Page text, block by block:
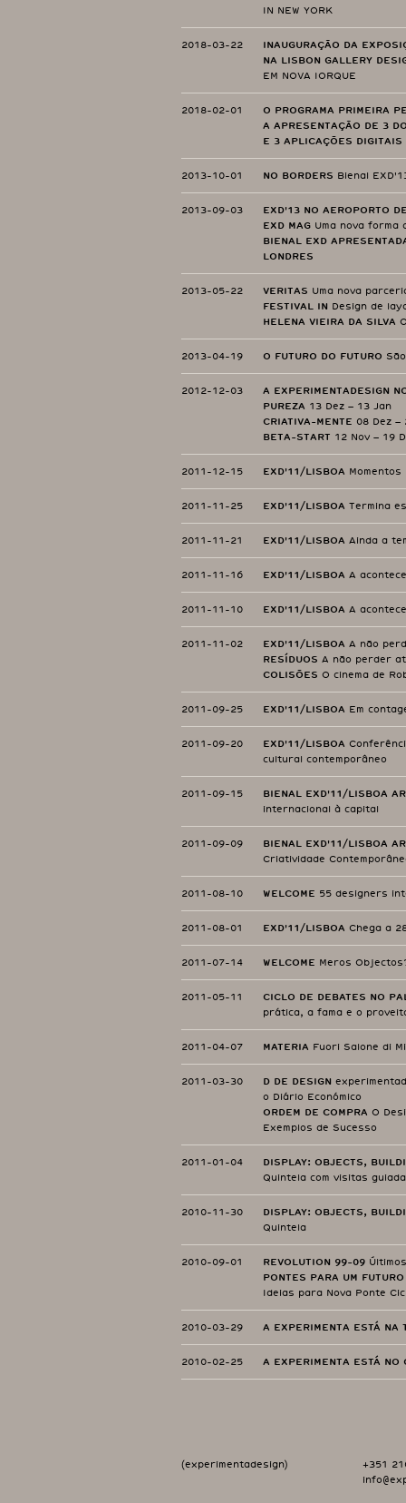
IN NEW YORK
2018-03-22
INAUGURAÇÃO DA
NA LISBON GALLERY
EM NOVA IORQUE
2018-02-01
O PROGRAMA PRIMEIRA
A APRESENTAÇÃO DE 3
E 3 APLICAÇÕES DIGITAIS
2013-10-01 NO BORDERS Bienal
2013-09-03
EXD'13 NO AEROPORTO
EXD MAG Uma nova forma
BIENAL EXD
LONDRES
2013-05-22 VERITAS Uma nova
FESTIVAL IN Design de
HELENA VIEIRA DA SILVA
2013-04-19 O FUTURO DO FUTURO
2012-12-03
A EXPERIMENTADESIGN
PUREZA 13 Dez – 13 Jan
CRIATIVA-MENTE 08 Dez –
BETA-START 12 Nov – 19
2011-12-15 EXD'11/LISBOA Momentos
2011-11-25 EXD'11/LISBOA Termina
2011-11-21 EXD'11/LISBOA Ainda a
2011-11-16 EXD'11/LISBOA A
2011-11-10 EXD'11/LISBOA A
2011-11-02 EXD'11/LISBOA A não
RESÍDUOS A não perder
COLISÕES O cinema de
2011-09-25 EXD'11/LISBOA Em
2011-09-20 EXD'11/LISBOA
cultural contemporâneo
2011-09-15
BIENAL EXD'11/LISBOA
internacional à capital
2011-09-09
BIENAL EXD'11/LISBOA
Criatividade
2011-08-10 WELCOME 55 designers
2011-08-01 EXD'11/LISBOA Chega a
2011-07-14 WELCOME Meros
2011-05-11
CICLO DE DEBATES NO
prática, a fama e o
2011-04-07 MATERIA Fuori Salone di
2011-03-30 D DE DESIGN
o Diário Económico
ORDEM DE COMPRA O
Exemplos de Sucesso
2011-01-04
DISPLAY: OBJECTS,
Quintela com visitas
2010-11-30
DISPLAY: OBJECTS,
Quintela
2010-09-01 REVOLUTION 99-09
PONTES PARA UM
Ideias para Nova Ponte
2010-03-29 A EXPERIMENTA ESTÁ NA
2010-02-25 A EXPERIMENTA ESTÁ NO
(experimentadesign)
+351